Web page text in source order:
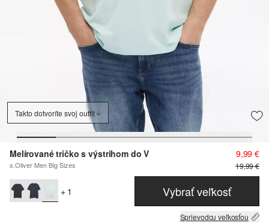
Takto dotvoríte svoj outfit
Melírované tričko s výstrihom do V
s.Oliver Men Big Sizes
9,99 €
19,99 €
+ 1 Vybrať veľkosť
Sprievodcu veľkosťou